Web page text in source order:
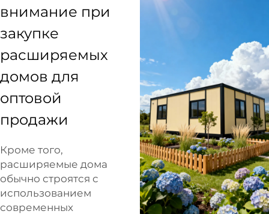
внимание при
закупке
расширяемых
домов для
оптовой
продажи
Кроме того,
расширяемые дома
обычно строятся с
использованием
современных